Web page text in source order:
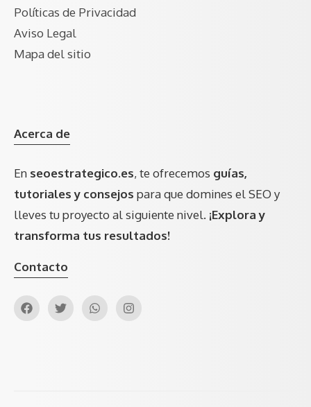
Políticas de Privacidad
Aviso Legal
Mapa del sitio
Acerca de
En seoestrategico.es, te ofrecemos guías,
tutoriales y consejos para que domines el SEO y
lleves tu proyecto al siguiente nivel. ¡Explora y
transforma tus resultados!
Contacto